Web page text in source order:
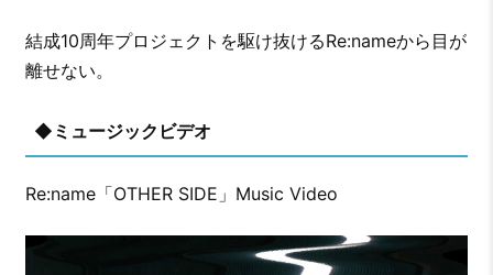
結成10周年プロジェクトを駆け抜けるRe:nameから目が
離せない。
◆ミュージックビデオ
Re:name「OTHER SIDE」Music Video